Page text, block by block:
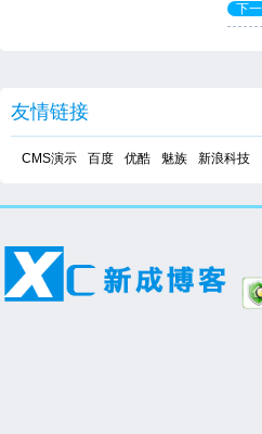
下
友情链接
CMS演示 百度 优酷 魅族 新浪科技